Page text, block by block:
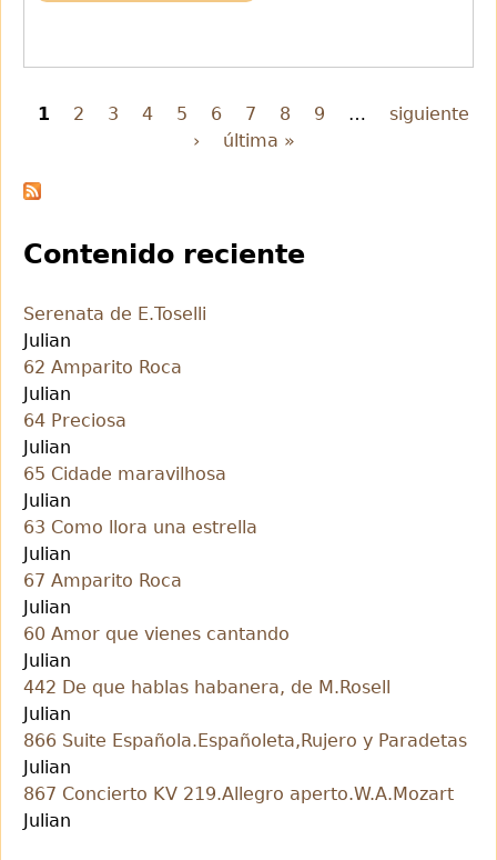
Española.Españoleta,Rujero
Paradetas
1 2 3 4 5 6 7 8 9 …
siguiente
›
última »
Contenido reciente
Serenata de E.Toselli
Julian
62 Amparito Roca
Julian
64 Preciosa
Julian
65 Cidade maravilhosa
Julian
63 Como llora una estrella
Julian
67 Amparito Roca
Julian
60 Amor que vienes cantando
Julian
442 De que hablas habanera, de M.Rosell
Julian
866 Suite Española.Españoleta,Rujero y Paradetas
Julian
867 Concierto KV 219.Allegro aperto.W.A.Mozart
Julian